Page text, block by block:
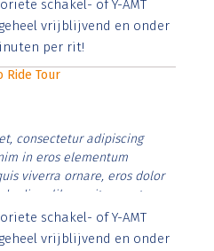
risus tristique posuere.
schakel- of Y-AMT
vrijblijvend en onder
per rit!
Ride Tour
consectetur adipiscing
in eros elementum
viverra ornare, eros dolor
diam libero vitae erat.
cursus id rutrum lorem
risus tristique posuere.
schakel- of Y-AMT
vrijblijvend en onder